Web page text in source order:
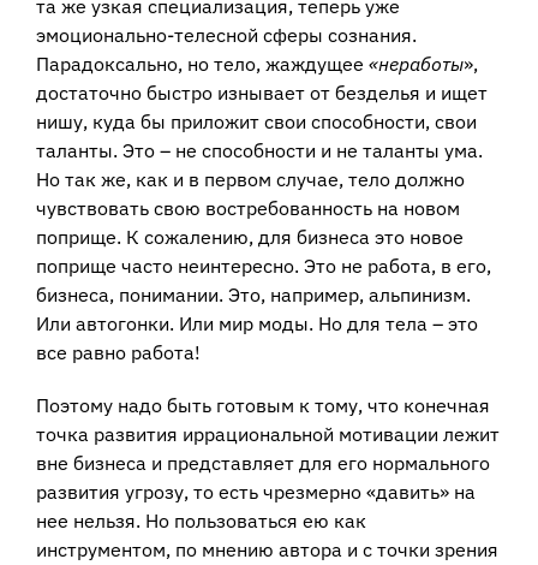
та же узкая специализация, теперь уже
эмоционально-телесной сферы сознания.
Парадоксально, но тело, жаждущее «неработы»,
достаточно быстро изнывает от безделья и ищет
нишу, куда бы приложит свои способности, свои
таланты. Это – не способности и не таланты ума.
Но так же, как и в первом случае, тело должно
чувствовать свою востребованность на новом
поприще. К сожалению, для бизнеса это новое
поприще часто неинтересно. Это не работа, в его,
бизнеса, понимании. Это, например, альпинизм.
Или автогонки. Или мир моды. Но для тела – это
все равно работа!
Поэтому надо быть готовым к тому, что конечная
точка развития иррациональной мотивации лежит
вне бизнеса и представляет для его нормального
развития угрозу, то есть чрезмерно «давить» на
нее нельзя. Но пользоваться ею как
инструментом, по мнению автора и с точки зрения